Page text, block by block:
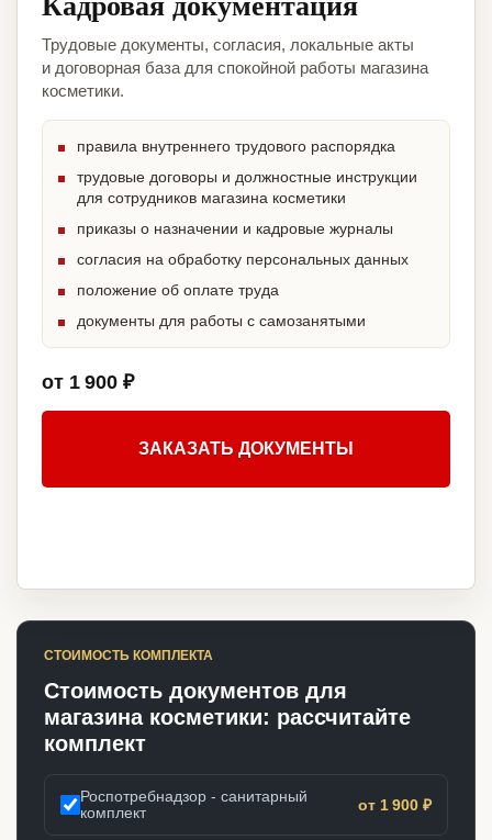
Трудовые документы, согласия, локальные акты
и договорная база для спокойной работы магазина
косметики.
правила внутреннего трудового распорядка
трудовые договоры и должностные инструкции
для сотрудников магазина косметики
приказы о назначении и кадровые журналы
согласия на обработку персональных данных
положение об оплате труда
документы для работы с самозанятыми
от 1 900 ₽
ЗАКАЗАТЬ ДОКУМЕНТЫ
СТОИМОСТЬ КОМПЛЕКТА
Стоимость документов для
магазина косметики: рассчитайте
комплект
Роспотребнадзор - санитарный
комплект
от 1 900 ₽